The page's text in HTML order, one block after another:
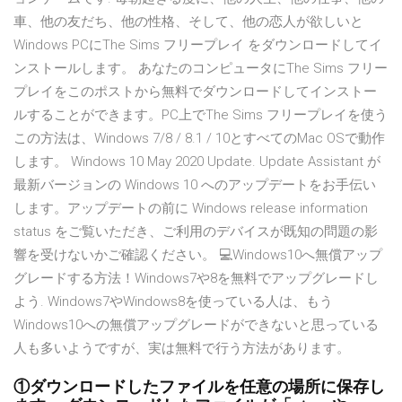
車、他の友だち、他の性格、そして、他の恋人が欲しいと
Windows PCにThe Sims フリープレイ をダウンロードしてイ
ンストールします。 あなたのコンピュータにThe Sims フリー
プレイをこのポストから無料でダウンロードしてインストー
ルすることができます。PC上でThe Sims フリープレイを使う
この方法は、Windows 7/8 / 8.1 / 10とすべてのMac OSで動作
します。 Windows 10 May 2020 Update. Update Assistant が
最新バージョンの Windows 10 へのアップデートをお手伝い
します。アップデートの前に Windows release information
status をご覧いただき、ご利用のデバイスが既知の問題の影
響を受けないかご確認ください。 💻Windows10へ無償アップ
グレードする方法！Windows7や8を無料でアップグレードし
よう. Windows7やWindows8を使っている人は、もう
Windows10への無償アップグレードができないと思っている
人も多いようですが、実は無料で行う方法があります。
①ダウンロードしたファイルを任意の場所に保存し